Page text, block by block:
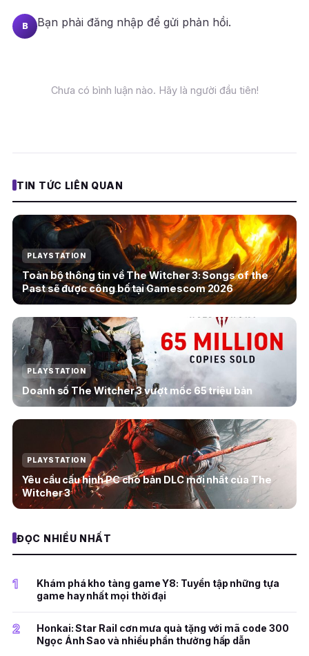
B Bạn phải đăng nhập để gửi phản hồi.
Chưa có bình luận nào. Hãy là người đầu tiên!
TIN TỨC LIÊN QUAN
PLAYSTATION
Toàn bộ thông tin về The Witcher 3: Songs of the
Past sẽ được công bố tại Gamescom 2026
PLAYSTATION
Doanh số The Witcher 3 vượt mốc 65 triệu bản
PLAYSTATION
Yêu cầu cấu hình PC cho bản DLC mới nhất của The
Witcher 3
ĐỌC NHIỀU NHẤT
1
Khám phá kho tàng game Y8: Tuyển tập những tựa
game hay nhất mọi thời đại
2
Honkai: Star Rail cơn mưa quà tặng với mã code 300
Ngọc Ánh Sao và nhiều phần thưởng hấp dẫn